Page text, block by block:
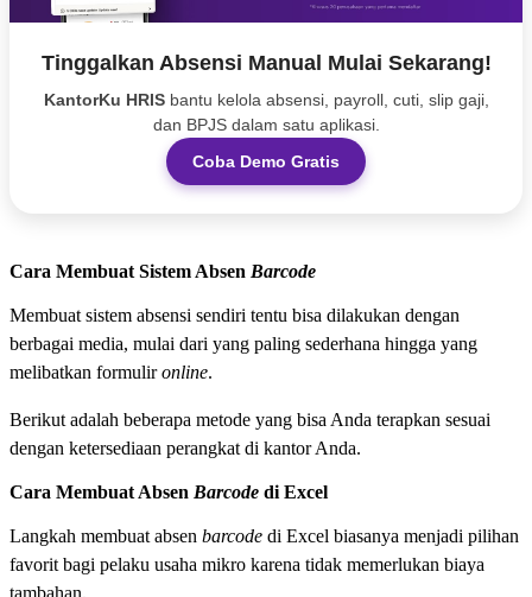
Tinggalkan Absensi Manual Mulai Sekarang!
KantorKu HRISbantu kelola absensi, payroll, cuti, slip gaji,
dan BPJS dalam satu aplikasi.
Coba Demo Gratis
Cara Membuat Sistem Absen Barcode
Membuat sistem absensi sendiri tentu bisa dilakukan dengan
berbagai media, mulai dari yang paling sederhana hingga yang
melibatkan formulironline.
Berikut adalah beberapa metode yang bisa Anda terapkan sesuai
dengan ketersediaan perangkat di kantor Anda.
Cara Membuat Absen Barcode di Excel
Langkah membuat absen barcode di Excel biasanya menjadi pilihan
favorit bagi pelaku usaha mikro karena tidak memerlukan biaya
tambahan.